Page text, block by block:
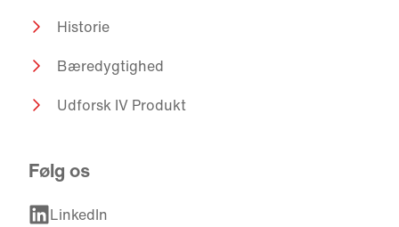
Historie
Bæredygtighed
Udforsk IV Produkt
Følg os
LinkedIn